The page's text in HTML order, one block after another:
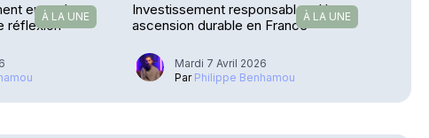
À LA UNE
européen
réflexion
À LA UNE
Investissement responsable – Une
ascension durable en France
Mardi 7 Avril 2026
Par Philippe Benhamou